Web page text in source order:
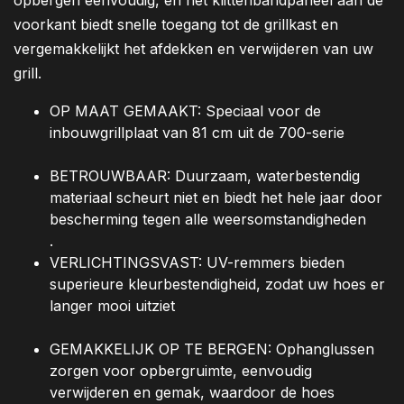
voorkant biedt snelle toegang tot de grillkast en
vergemakkelijkt het afdekken en verwijderen van uw
grill.
OP MAAT GEMAAKT: Speciaal voor de
inbouwgrillplaat van 81 cm uit de 700-serie
BETROUWBAAR: Duurzaam, waterbestendig
materiaal scheurt niet en biedt het hele jaar door
bescherming tegen alle weersomstandigheden
.
VERLICHTINGSVAST: UV-remmers bieden
superieure kleurbestendigheid, zodat uw hoes er
langer mooi uitziet
GEMAKKELIJK OP TE BERGEN: Ophanglussen
zorgen voor opbergruimte, eenvoudig
verwijderen en gemak, waardoor de hoes